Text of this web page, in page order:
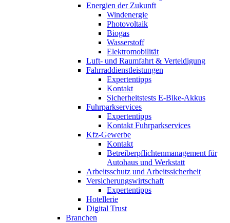
Energien der Zukunft
Windenergie
Photovoltaik
Biogas
Wasserstoff
Elektromobilität
Luft- und Raumfahrt & Verteidigung
Fahrraddienstleistungen
Expertentipps
Kontakt
Sicherheitstests E-Bike-Akkus
Fuhrparkservices
Expertentipps
Kontakt Fuhrparkservices
Kfz-Gewerbe
Kontakt
Betreiberpflichtenmanagement für
Autohaus und Werkstatt
Arbeitsschutz und Arbeitssicherheit
Versicherungswirtschaft
Expertentipps
Hotellerie
Digital Trust
Branchen